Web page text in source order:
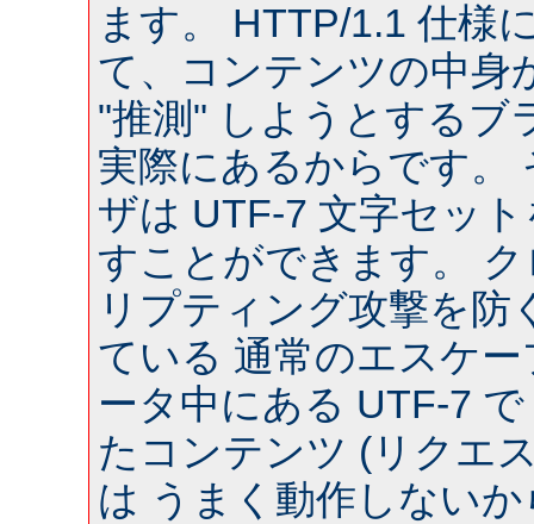
ます。 HTTP/1.1 仕様
て、コンテンツの中身
"推測" しようとするブ
実際にあるからです。
ザは UTF-7 文字セッ
すことができます。
リプティング攻撃を防
ている 通常のエスケ
ータ中にある UTF-7
たコンテンツ (リクエ
は うまく動作しない